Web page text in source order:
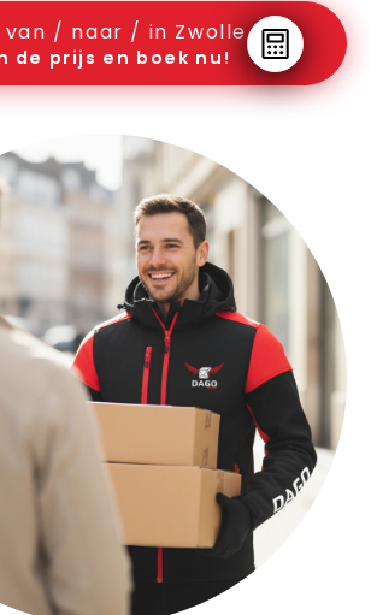
van / naar / in Zwolle
de prijs en boek nu!